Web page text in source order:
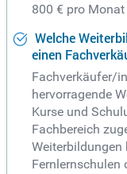
800 € pro
Welche
einen
Fachverkäufer/
hervorragende
Kurse und
Fachbereich
Weiterbildungen
Fernlernschulen